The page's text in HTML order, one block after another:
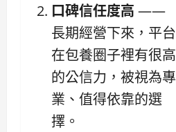
口碑信任度高 ——
長期經營下來，平台
在包養圈子裡有很高
的公信力，被視為專
業、值得依靠的選
擇。